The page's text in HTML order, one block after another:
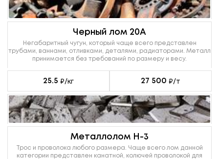
Черный лом 20А
Негабаритный чугун, который чаще всего представлен
трубами, ваннами, отливками, деталями, радиаторами. Металл
принимается без требований по размеру и весу.
25.5 ₽/кг 27 500 ₽/т
Металлолом Н-3
Трос и проволока любого размера. Чаще всего лом данной
категории представлен канатной, колючей проволокой для